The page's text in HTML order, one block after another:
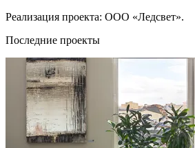
Реализация проекта: ООО «Ледсвет».
Последние проекты